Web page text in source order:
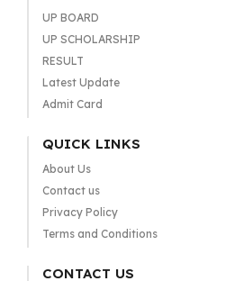
UP BOARD
UP SCHOLARSHIP
RESULT
Latest Update
Admit Card
QUICK LINKS
About Us
Contact us
Privacy Policy
Terms and Conditions
CONTACT US